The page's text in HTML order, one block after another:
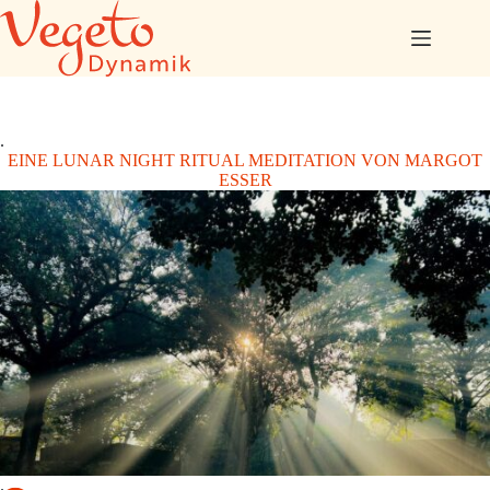
Zum
Inhalt
springen
.
EINE LUNAR NIGHT RITUAL MEDITATION VON MARGOT
ESSER
.